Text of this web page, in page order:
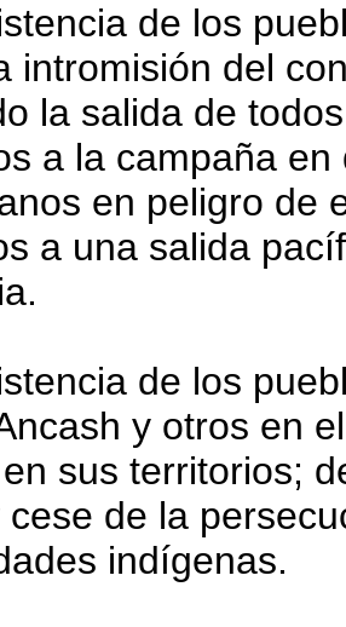
de los
intromisión del
la salida de
a la campaña
en peligro de
a una salida
de los
y otros en
sus territorios;
cese de la
indígenas.